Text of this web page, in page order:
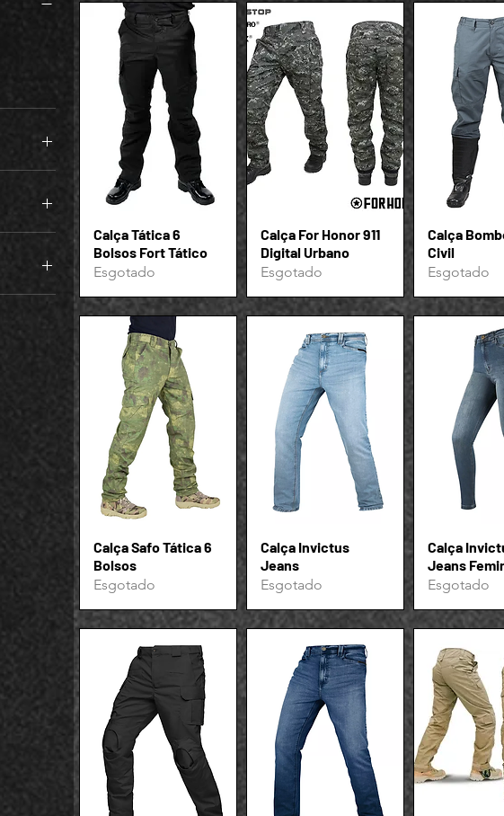
Visualização rápida
Calça Tática 6
Bolsos Fort Tático
Esgotado
Visualização rápida
Calça For Honor 911
Digital Urbano
Esgotado
Calça
Civil
Esgotado
Visualização rápida
Calça Safo Tática 6
Bolsos
Esgotado
Visualização rápida
Calça Invictus
Jeans
Esgotado
Calça
Jeans
Esgotado